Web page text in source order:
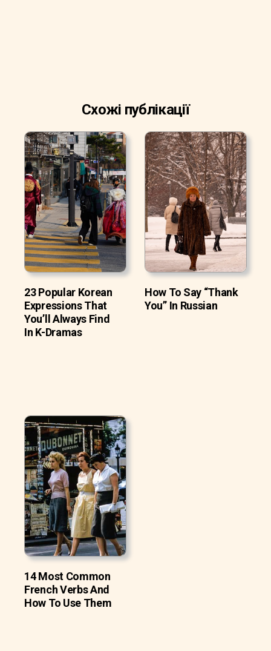
Схожі публікації
23 Popular Korean
Expressions That
You’ll Always Find
In K-Dramas
How To Say “Thank
You” In Russian
14 Most Common
French Verbs And
How To Use Them